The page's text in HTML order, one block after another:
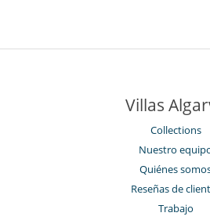
Villas
Collections
Nuestro
Quiénes
Reseñas de
Trabajo